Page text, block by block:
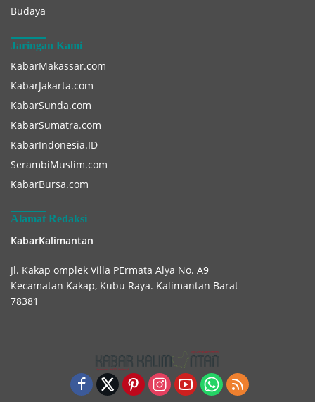
Budaya
Jaringan Kami
KabarMakassar.com
KabarJakarta.com
KabarSunda.com
KabarSumatra.com
KabarIndonesia.ID
SerambiMuslim.com
KabarBursa.com
Alamat Redaksi
KabarKalimantan
Jl. Kakap omplek Villa PErmata Alya No. A9
Kecamatan Kakap, Kubu Raya. Kalimantan Barat
78381